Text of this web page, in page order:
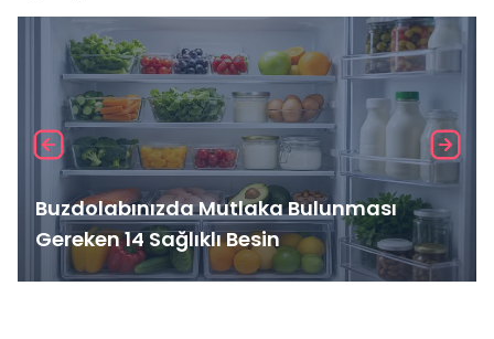
Buzdolabınızda Mutlaka Bulunması
Gereken 14 Sağlıklı Besin